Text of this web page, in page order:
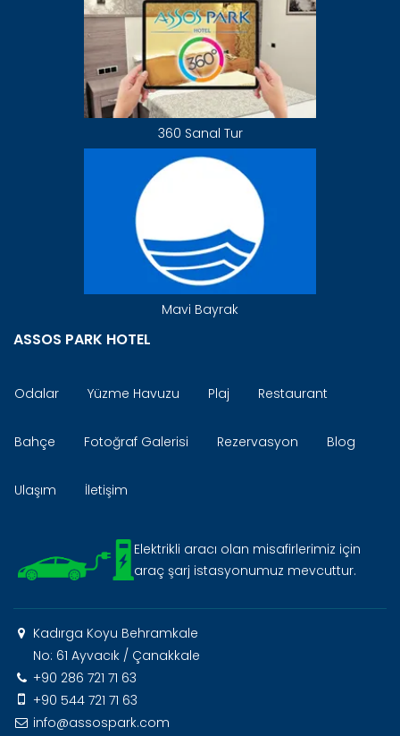
360 Sanal Tur
Mavi Bayrak
ASSOS PARK HOTEL
Odalar Yüzme Havuzu Plaj Restaurant
Bahçe Fotoğraf Galerisi Rezervasyon Blog
Ulaşım İletişim
Elektrikli aracı olan misafirlerimiz için
araç şarj istasyonumuz mevcuttur.
Kadırga Koyu Behramkale
No: 61 Ayvacık / Çanakkale
+90 286 721 71 63
+90 544 721 71 63
info@assospark.com